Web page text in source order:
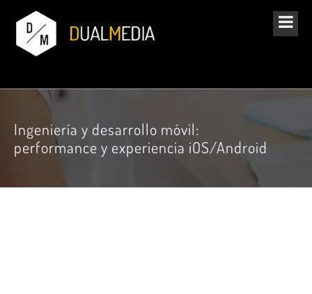
Ingeniería y desarrollo móvil:
performance y experiencia iOS/Android